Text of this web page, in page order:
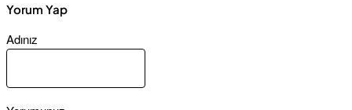
kasa, kutu, çuval, paket ve üretim kaplarının tartımına uygun bir
yüzey sunar.
Ürün ağırlığına göre fiyat belirlenen ticari tartım işlemleri
Yorum Yap
Adınız